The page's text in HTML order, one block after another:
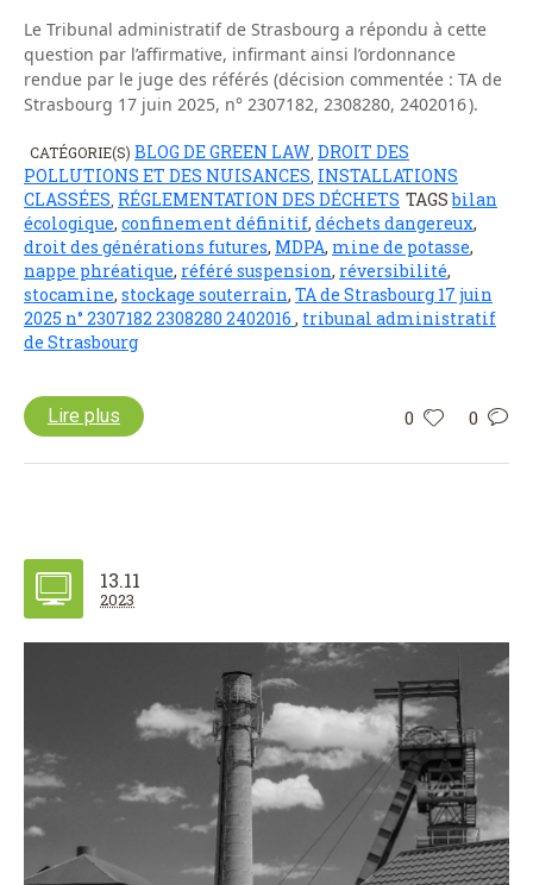
Le Tribunal administratif de Strasbourg a répondu à cette
question par l’affirmative, infirmant ainsi l’ordonnance
rendue par le juge des référés (décision commentée : TA de
Strasbourg 17 juin 2025, n° 2307182, 2308280, 2402016 ).
CATÉGORIE(S) BLOG DE GREEN LAW DROIT DES
POLLUTIONS ET DES NUISANCES INSTALLATIONS
CLASSÉES RÉGLEMENTATION DES DÉCHETS TAGSbilan
écologique, confinement définitif, déchets dangereux,
droit des générations futures, MDPA, mine de potasse,
nappe phréatique, référé suspension, réversibilité,
stocamine, stockage souterrain, TA de Strasbourg 17 juin
2025 n° 2307182 2308280 2402016 , tribunal administratif
de Strasbourg
0 0
Lire plus
13.11
2023